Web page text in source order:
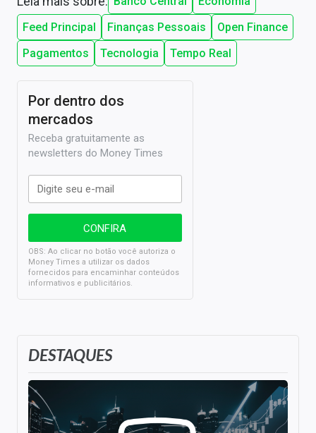
Feed Principal
Finanças Pessoais
Open Finance
Pagamentos
Tecnologia Tempo Real
DESTAQUES
Por dentro dos
mercados
Receba gratuitamente as
newsletters do Money Times
OBS: Ao clicar no botão você autoriza o
Money Times a utilizar os dados
fornecidos para encaminhar conteúdos
informativos e publicitários.